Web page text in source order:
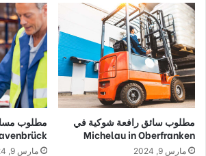
مطلوب سائق رافعة شوكية في
Michelau in Oberfranken
مارس 9, 2024
مطلوب
مارس 9, 2024